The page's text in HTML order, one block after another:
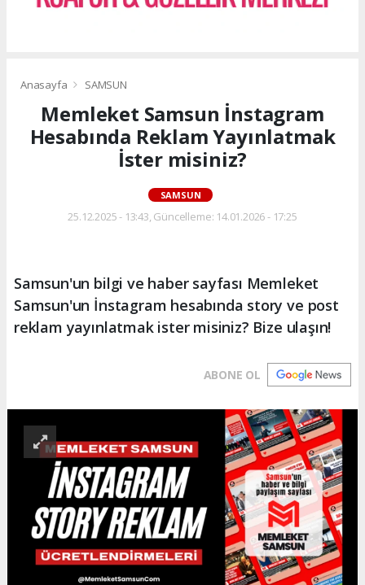
Anasayfa SAMSUN
Memleket Samsun İnstagram
Hesabında Reklam Yayınlatmak
İster misiniz?
SAMSUN
25.12.2025 - 13:43, Güncelleme: 14.01.2026 - 17:25
Samsun'un bilgi ve haber sayfası Memleket
Samsun'un İnstagram hesabında story ve post
reklam yayınlatmak ister misiniz? Bize ulaşın!
ABONE OL